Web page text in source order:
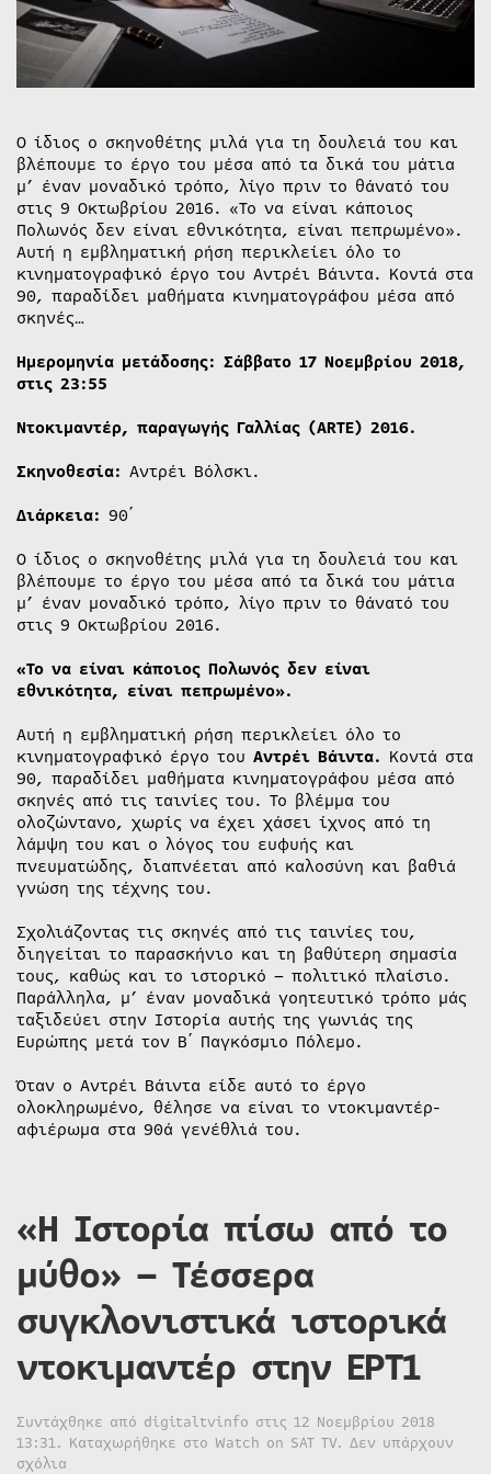
Ο ίδιος ο σκηνοθέτης μιλά για τη δουλειά του και
βλέπουμε το έργο του μέσα από τα δικά του μάτια
μ’ έναν μοναδικό τρόπο, λίγο πριν το θάνατό του
στις 9 Οκτωβρίου 2016. «Το να είναι κάποιος
Πολωνός δεν είναι εθνικότητα, είναι πεπρωμένο».
Αυτή η εμβληματική ρήση περικλείει όλο το
κινηματογραφικό έργο του Αντρέι Βάιντα. Κοντά στα
90, παραδίδει μαθήματα κινηματογράφου μέσα από
σκηνές…
Ημερομηνία μετάδοσης: Σάββατο 17 Νοεμβρίου 2018,
στις 23:55
Ντοκιμαντέρ, παραγωγής Γαλλίας (ARTE) 2016.
Σκηνοθεσία: Αντρέι Βόλσκι.
Διάρκεια: 90΄
Ο ίδιος ο σκηνοθέτης μιλά για τη δουλειά του και
βλέπουμε το έργο του μέσα από τα δικά του μάτια
μ’ έναν μοναδικό τρόπο, λίγο πριν το θάνατό του
στις 9 Οκτωβρίου 2016.
«Το να είναι κάποιος Πολωνός δεν είναι
εθνικότητα, είναι πεπρωμένο».
Αυτή η εμβληματική ρήση περικλείει όλο το
κινηματογραφικό έργο του Αντρέι Βάιντα. Κοντά στα
90, παραδίδει μαθήματα κινηματογράφου μέσα από
σκηνές από τις ταινίες του. Το βλέμμα του
ολοζώντανο, χωρίς να έχει χάσει ίχνος από τη
λάμψη του και ο λόγος του ευφυής και
πνευματώδης, διαπνέεται από καλοσύνη και βαθιά
γνώση της τέχνης του.
Σχολιάζοντας τις σκηνές από τις ταινίες του,
διηγείται το παρασκήνιο και τη βαθύτερη σημασία
τους, καθώς και το ιστορικό – πολιτικό πλαίσιο.
Παράλληλα, μ’ έναν μοναδικά γοητευτικό τρόπο μάς
ταξιδεύει στην Ιστορία αυτής της γωνιάς της
Ευρώπης μετά τον Β΄ Παγκόσμιο Πόλεμο.
Όταν ο Αντρέι Βάιντα είδε αυτό το έργο
ολοκληρωμένο, θέλησε να είναι το ντοκιμαντέρ-
αφιέρωμα στα 90ά γενέθλιά του.
«Η Ιστορία πίσω από το
μύθο» – Τέσσερα
συγκλονιστικά ιστορικά
ντοκιμαντέρ στην ΕΡΤ1
Συντάχθηκε από digitaltvinfo στις 12 Νοεμβρίου 2018
13:31. Καταχωρήθηκε στο Watch on SAT TV. Δεν υπάρχουν
σχόλια